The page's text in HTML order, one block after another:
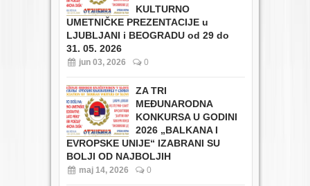
KULTURNO
UMETNIČKE PREZENTACIJE u
LJUBLJANI i BEOGRADU od 29 do
31. 05. 2026
jun 03, 2026 0
ZA TRI
MEĐUNARODNA
KONKURSA U GODINI
2026 „BALKANA I
EVROPSKE UNIJE“ IZABRANI SU
BOLJI OD NAJBOLJIH
maj 14, 2026 0